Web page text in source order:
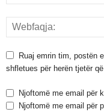
Ruaj emrin tim, postën
shfletues për herën tjetër që
Njoftomë me email për
Njoftomë me email për